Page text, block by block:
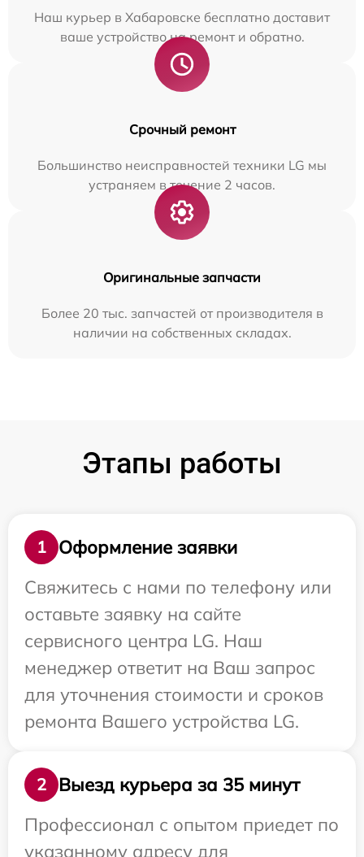
Наш курьер в Хабаровске бесплатно доставит
ваше устройство на ремонт и обратно.
Срочный ремонт
Большинство неисправностей техники LG мы
устраняем в течение 2 часов.
Оригинальные запчасти
Более 20 тыс. запчастей от производителя в
наличии на собственных складах.
Этапы работы
1
Оформление заявки
Свяжитесь с нами по телефону или
оставьте заявку на сайте
сервисного центра LG. Наш
менеджер ответит на Ваш запрос
для уточнения стоимости и сроков
ремонта Вашего устройства LG.
2
Выезд курьера за 35 минут
Профессионал с опытом приедет по
указанному адресу для